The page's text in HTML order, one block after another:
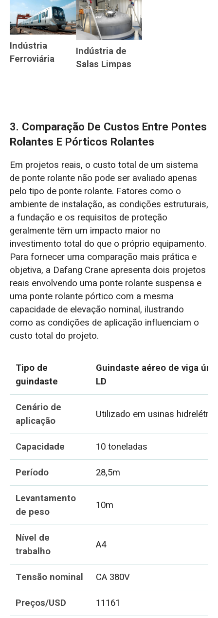
Indústria
Ferroviária
Indústria de
Salas Limpas
3. Comparação De Custos Entre Pontes
Rolantes E Pórticos Rolantes
Em projetos reais, o custo total de um sistema
de ponte rolante não pode ser avaliado apenas
pelo tipo de ponte rolante. Fatores como o
ambiente de instalação, as condições estruturais,
a fundação e os requisitos de proteção
geralmente têm um impacto maior no
investimento total do que o próprio equipamento.
Para fornecer uma comparação mais prática e
objetiva, a Dafang Crane apresenta dois projetos
reais envolvendo uma ponte rolante suspensa e
uma ponte rolante pórtico com a mesma
capacidade de elevação nominal, ilustrando
como as condições de aplicação influenciam o
custo total do projeto.
Tipo de
guindaste
Guindaste aéreo de viga
LD
Cenário de
aplicação
Utilizado em usinas
Capacidade
10 toneladas
Período
28,5m
Levantamento
de peso
10m
Nível de
trabalho
A4
Tensão nominal
CA 380V
Preços/USD
11161